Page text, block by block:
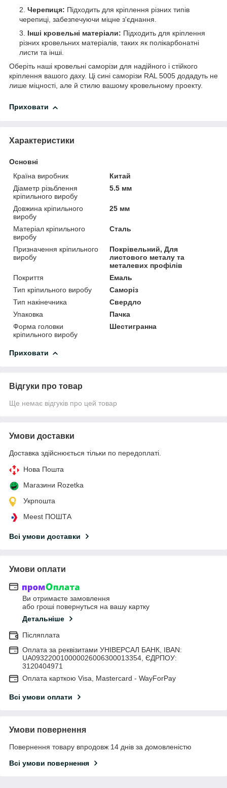
Черепиця: Підходить для кріплення різних типів
черепиці, забезпечуючи міцне з'єднання.
Інші кровельні матеріали: Підходить для кріплення
різних кровельних матеріалів, таких як полікарбонатні
листи та інші.
Оберіть наші кровельні саморізи для надійного і стійкого
кріплення вашого даху. Ці сині саморізи RAL 5005 додадуть не
лише міцності, але й стилю вашому кровельному проекту.
Приховати
Характеристики
Основні
Країна виробник
Китай
Діаметр різьблення
кріпильного виробу
5.5 мм
Довжина кріпильного
виробу
25 мм
Матеріал кріпильного
виробу
Сталь
Призначення кріпильного
виробу
Покрівельний, Для
листового металу та
металевих профілів
Покриття
Емаль
Тип кріпильного виробу
Саморіз
Тип накінечника
Свердло
Упаковка
Пачка
Форма головки
кріпильного виробу
Шестигранна
Приховати
Відгуки про товар
Ще немає відгуків про цей товар
Умови доставки
Доставка здійснюється тільки по передоплаті.
Нова Пошта
Магазини Rozetka
Укрпошта
Meest ПОШТА
Всі умови доставки
Умови оплати
Ви отримаєте замовлення
або гроші повернуться на вашу картку
Детальніше
Післяплата
Оплата за реквізитами УНІВЕРСАЛ БАНК, IBAN:
UA093220010000026006300013354, ЄДРПОУ:
3120404971
Оплата карткою Visa, Mastercard - WayForPay
Всі умови оплати
Умови повернення
Повернення товару впродовж 14 днів за домовленістю
Всі умови повернення